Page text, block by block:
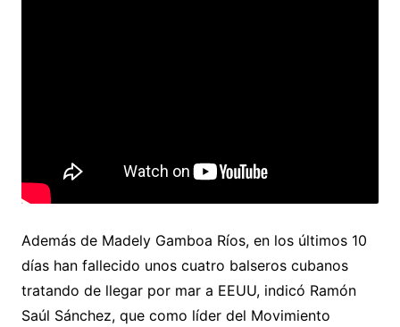
Además de Madely Gamboa Ríos, en los últimos 10
días han fallecido unos cuatro balseros cubanos
tratando de llegar por mar a EEUU, indicó Ramón
Saúl Sánchez, que como líder del Movimiento